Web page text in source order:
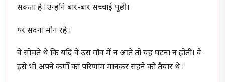
सकता है। उन्होंने बार-बार सच्चाई पूछी।
पर सदना मौन रहे।
वे सोचते थे कि यदि वे उस गाँव में न आते तो यह घटना न होती। वे
इसे भी अपने कर्मों का परिणाम मानकर सहने को तैयार थे।